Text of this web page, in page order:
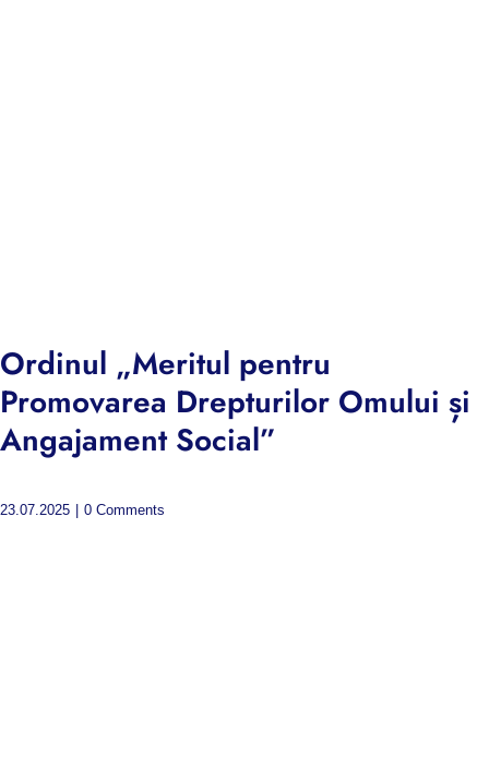
Ordinul „Meritul pentru
Promovarea Drepturilor Omului și
Angajament Social”
23.07.2025 0 Comments